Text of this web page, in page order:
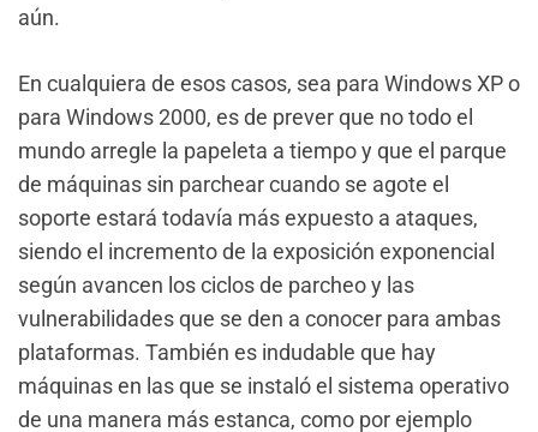
aún.
En cualquiera de esos casos, sea para Windows XP o
para Windows 2000, es de prever que no todo el
mundo arregle la papeleta a tiempo y que el parque
de máquinas sin parchear cuando se agote el
soporte estará todavía más expuesto a ataques,
siendo el incremento de la exposición exponencial
según avancen los ciclos de parcheo y las
vulnerabilidades que se den a conocer para ambas
plataformas. También es indudable que hay
máquinas en las que se instaló el sistema operativo
de una manera más estanca, como por ejemplo